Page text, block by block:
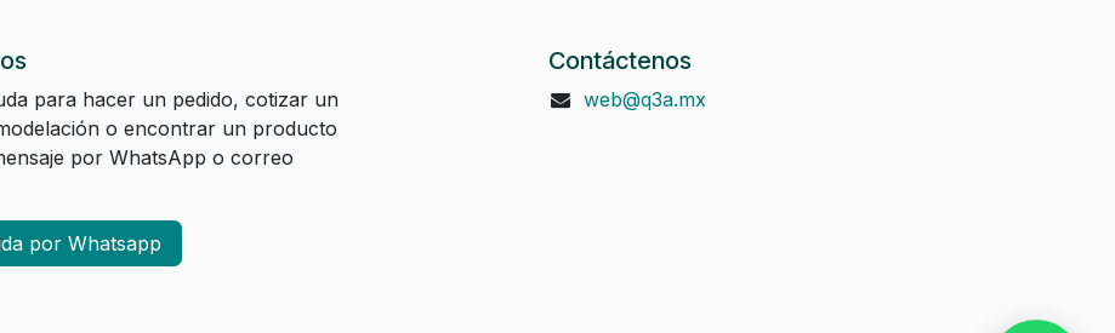
para hacer un pedido, cotizar un
o encontrar un producto
por WhatsApp o correo
por Whatsapp
Contáctenos
web@q3a.mx